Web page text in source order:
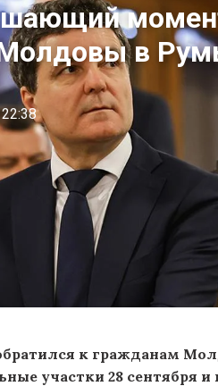
в
22:38
к гражданам
участки 28 сентября